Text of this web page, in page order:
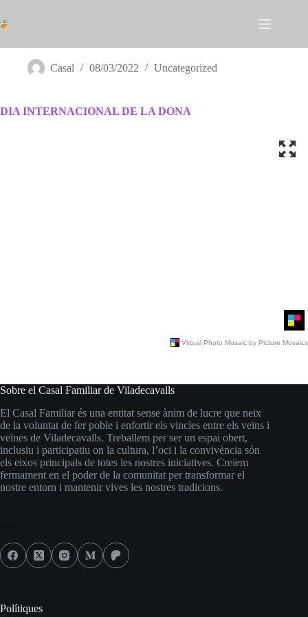
al
contingut
Casal 08/03/2022 Uncategorized
DIA INTERNACIONAL DE LA DONA
Sobre el Casal Familiar de Viladecavalls
El Casal Familiar és una entitat sense ànim de lucre que neix
de la voluntat de fer poble i enfortir els vincles entre els veïns i
veïnes de Viladecavalls. Treballem per ser un espai obert,
inclusiu i participatiu on la cultura, l’oci i la convivència són
els eixos principals de totes les nostres iniciatives. Creiem
fermament en el poder de la comunitat per transformar el
nostre entorn i mantenir vives les nostres tradicions.
Polítiques